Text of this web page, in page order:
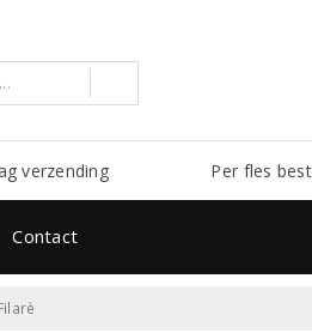
verzending Per fles
Contact